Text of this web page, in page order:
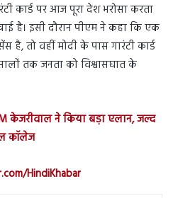
कार्ड पर आज पूरा देश भरोसा करता
है। इसी दौरान पीएम ने कहा कि एक
तो वहीं मोदी के पास गारंटी कार्ड
तक जनता को विश्वासघात के
केजरीवाल ने किया बड़ा एलान, जल्द
कॉलेज
HindiKhabar